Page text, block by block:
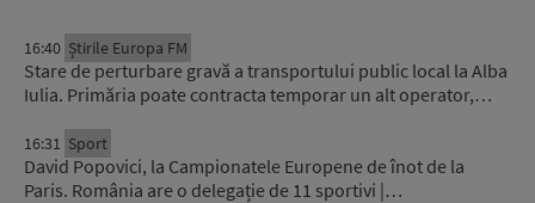
16:40 Știrile Europa FM
Stare de perturbare gravă a transportului public local la Alba
Iulia. Primăria poate contracta temporar un alt operator,…
16:31 Sport
David Popovici, la Campionatele Europene de înot de la
Paris. România are o delegație de 11 sportivi |…